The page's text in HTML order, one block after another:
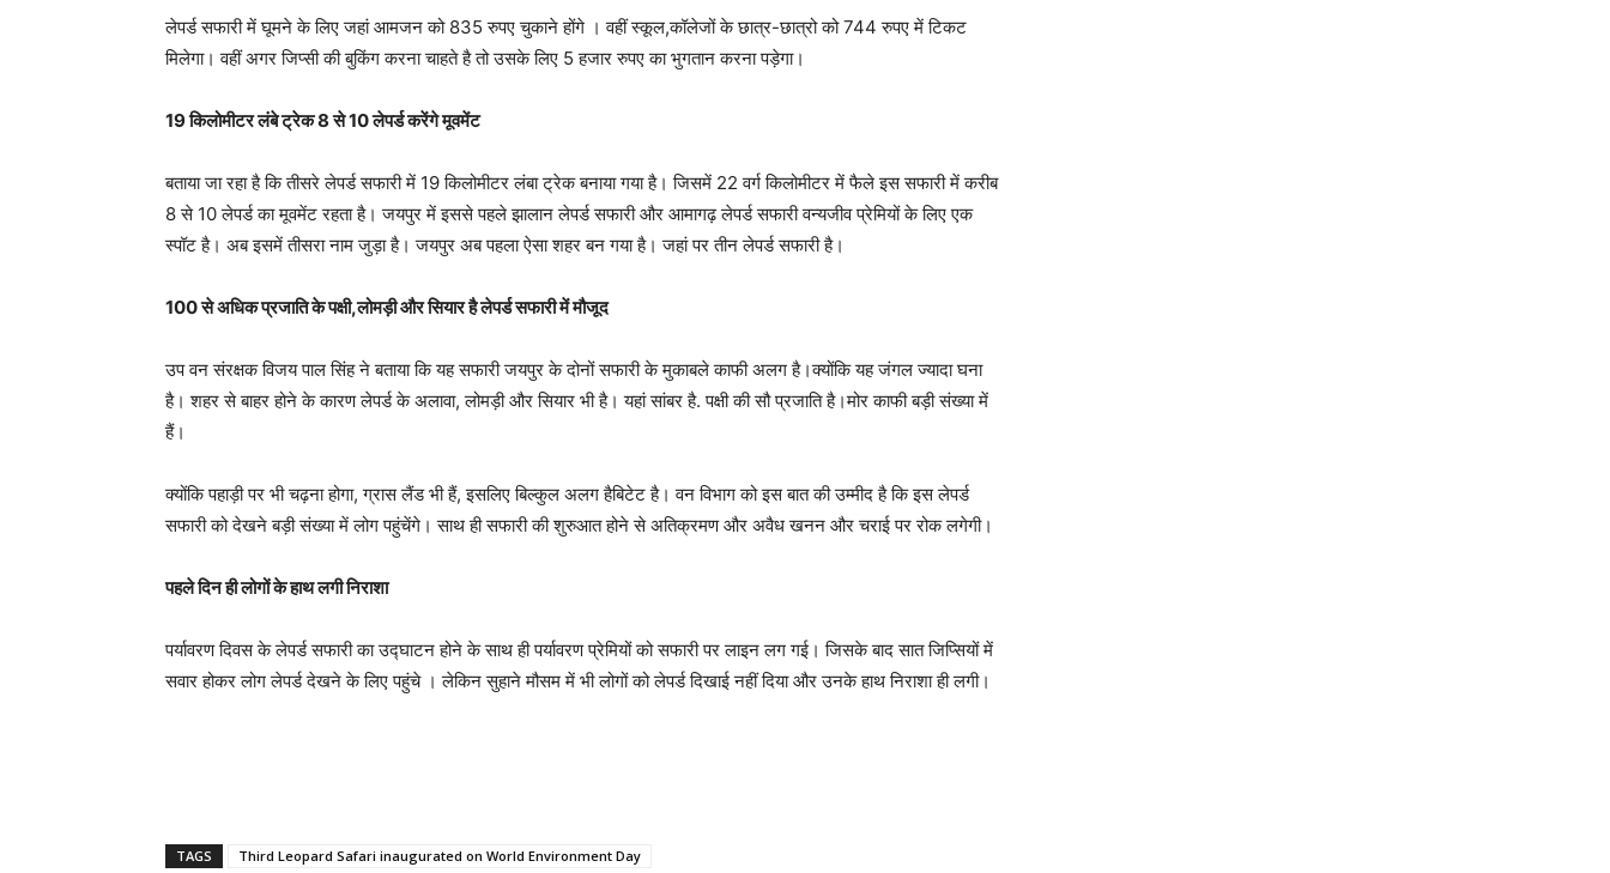
लेपर्ड सफारी में घूमने के लिए जहां आमजन को 835 रुपए चुकाने होंगे । वहीं स्कूल,कॉलेजों के छात्र-छात्रो को 744 रुपए में टिकट
मिलेगा। वहीं अगर जिप्सी की बुकिंग करना चाहते है तो उसके लिए 5 हजार रुपए का भुगतान करना पड़ेगा।
19 किलोमीटर लंबे ट्रेक 8 से 10 लेपर्ड करेंगे मूवमेंट
बताया जा रहा है कि तीसरे लेपर्ड सफारी में 19 किलोमीटर लंबा ट्रेक बनाया गया है। जिसमें 22 वर्ग किलोमीटर में फैले इस सफारी में करीब
8 से 10 लेपर्ड का मूवमेंट रहता है। जयपुर में इससे पहले झालान लेपर्ड सफारी और आमागढ़ लेपर्ड सफारी वन्यजीव प्रेमियों के लिए एक
स्पॉट है। अब इसमें तीसरा नाम जुड़ा है। जयपुर अब पहला ऐसा शहर बन गया है। जहां पर तीन लेपर्ड सफारी है।
100 से अधिक प्रजाति के पक्षी,लोमड़ी और सियार है लेपर्ड सफारी में मौजूद
उप वन संरक्षक विजय पाल सिंह ने बताया कि यह सफारी जयपुर के दोनों सफारी के मुकाबले काफी अलग है।क्योंकि यह जंगल ज्यादा घना
है। शहर से बाहर होने के कारण लेपर्ड के अलावा, लोमड़ी और सियार भी है। यहां सांबर है. पक्षी की सौ प्रजाति है।मोर काफी बड़ी संख्या में
हैं।
क्योंकि पहाड़ी पर भी चढ़ना होगा, ग्रास लैंड भी हैं, इसलिए बिल्कुल अलग हैबिटेट है। वन विभाग को इस बात की उम्मीद है कि इस लेपर्ड
सफारी को देखने बड़ी संख्या में लोग पहुंचेंगे। साथ ही सफारी की शुरुआत होने से अतिक्रमण और अवैध खनन और चराई पर रोक लगेगी।
पहले दिन ही लोगों के हाथ लगी निराशा
पर्यावरण दिवस के लेपर्ड सफारी का उद्घाटन होने के साथ ही पर्यावरण प्रेमियों को सफारी पर लाइन लग गई। जिसके बाद सात जिप्सियों में
सवार होकर लोग लेपर्ड देखने के लिए पहुंचे । लेकिन सुहाने मौसम में भी लोगों को लेपर्ड दिखाई नहीं दिया और उनके हाथ निराशा ही लगी।
TAGS Third Leopard Safari inaugurated on World Environment Day